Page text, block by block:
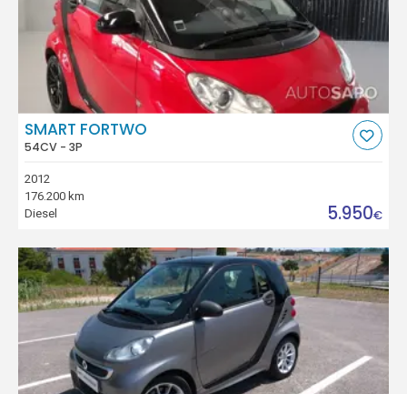
SMART FORTWO
54CV - 3P
2012
176.200 km
Diesel
5.950€